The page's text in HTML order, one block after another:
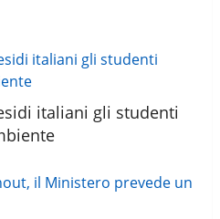
italiani gli studenti